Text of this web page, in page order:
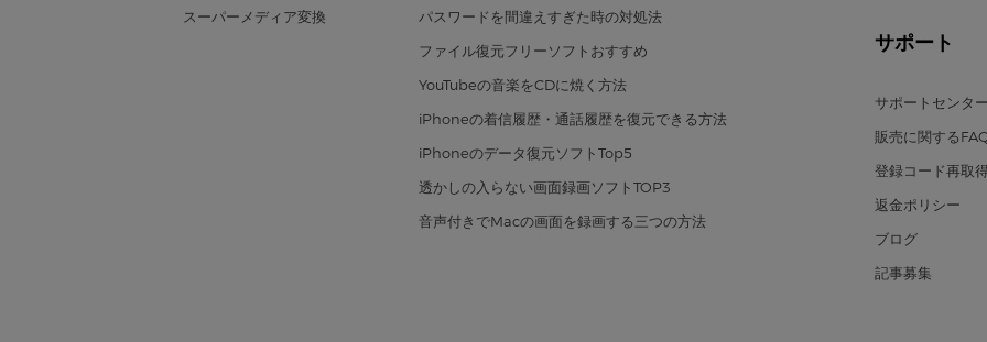
スーパーメディア変換
パスワードを間違えすぎた時の対処法
ファイル復元フリーソフトおすすめ
YouTubeの音楽をCDに焼く方法
iPhoneの着信履歴・通話履歴を復元できる方法
iPhoneのデータ復元ソフトTop5
透かしの入らない画面録画ソフトTOP3
音声付きでMacの画面を録画する三つの方法
サポート
サポートセンタ
販売に関する
登録コード再取
返金ポリシー
ブログ
記事募集